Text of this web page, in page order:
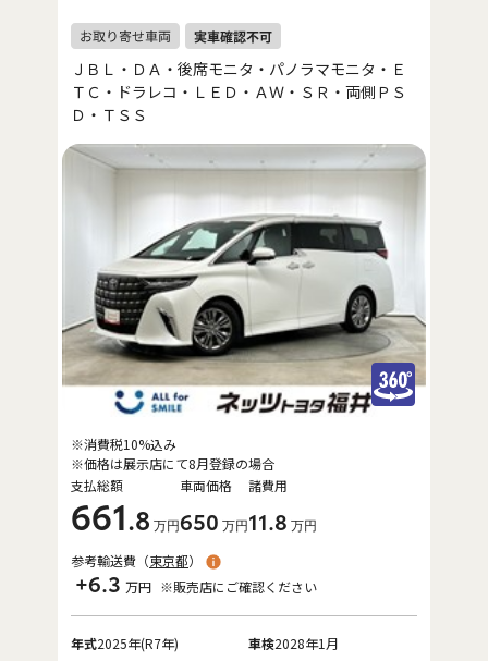
ＪＢＬ・ＤＡ・後席モニタ・パノラマモニタ・Ｅ
ＴＣ・ドラレコ・ＬＥＤ・ＡＷ・ＳＲ・両側ＰＳ
Ｄ・ＴＳＳ
支払総額
661.8 万円
車両価格
650 万円
諸費用
11.8 万円
※消費税10%込み
※価格は展示店にて8月登録の場合
参考輸送費（東京都）
+6.3 万円 ※販売店にご確認ください
年式2025年(R7年) 車検2028年1月